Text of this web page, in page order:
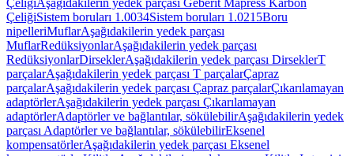
ÇeliğiAşağıdakilerin yedek parçası Geberit Mapress Karbon
ÇeliğiSistem boruları 1.0034Sistem boruları 1.0215Boru
nipelleriMuflarAşağıdakilerin yedek parçası
MuflarRedüksiyonlarAşağıdakilerin yedek parçası
RedüksiyonlarDirseklerAşağıdakilerin yedek parçası DirseklerT
parçalarAşağıdakilerin yedek parçası T parçalarÇapraz
parçalarAşağıdakilerin yedek parçası Çapraz parçalarÇıkarılamayan
adaptörlerAşağıdakilerin yedek parçası Çıkarılamayan
adaptörlerAdaptörler ve bağlantılar, sökülebilirAşağıdakilerin yedek
parçası Adaptörler ve bağlantılar, sökülebilirEksenel
kompensatörlerAşağıdakilerin yedek parçası Eksenel